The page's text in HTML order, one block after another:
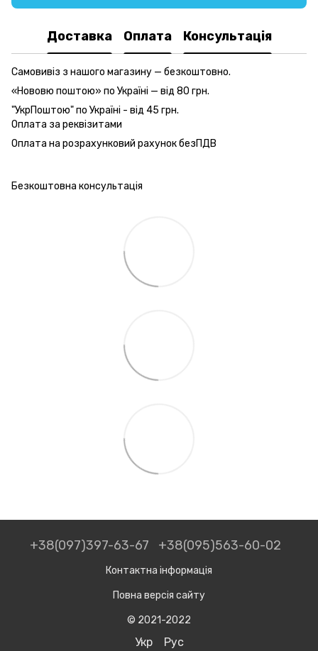
Доставка Оплата Консультація
Самовивіз з нашого магазину — безкоштовно.
«Нововю поштою» по Україні — від 80 грн.
"УкрПоштою" по Україні - від 45 грн.
Оплата за реквізитами
Оплата на розрахунковий рахунок безПДВ
Безкоштовна консультація
+38(097)397-63-67 +38(095)563-60-02
Контактна інформація
Повна версія сайту
© 2021-2022
Укр Рус